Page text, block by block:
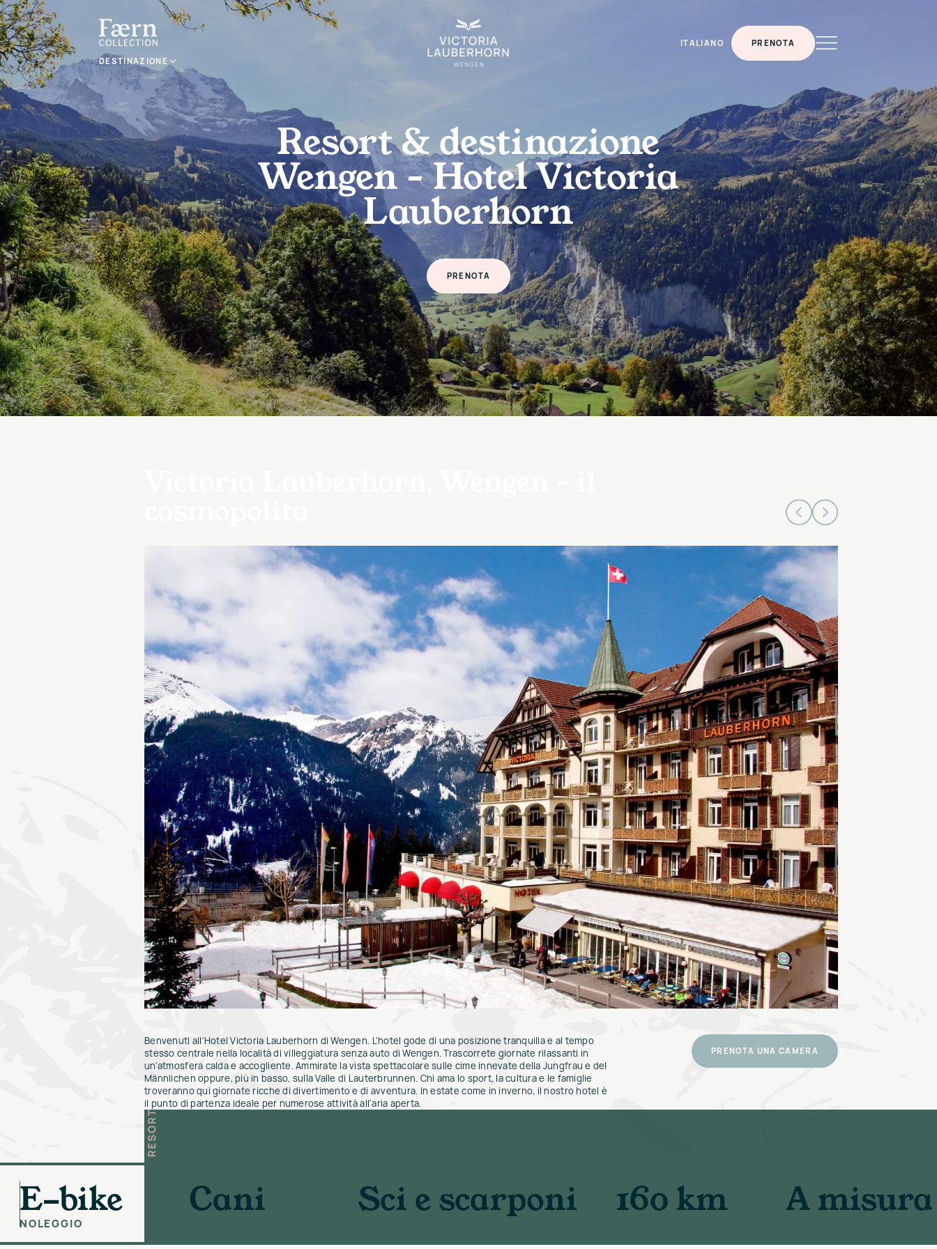
DESTINAZIONE
ITALIANO PRENOTA
Resort & destinazione
Wengen – Hotel Victoria
Lauberhorn
PRENOTA
Benvenuti all'Hotel Victoria Lauberhorn di Wengen. L'hotel gode di una posizione tranquilla e al tempo
stesso centrale nella località di villeggiatura senza auto di Wengen. Trascorrete giornate rilassanti in
un'atmosfera calda e accogliente. Ammirate la vista spettacolare sulle cime innevate della Jungfrau e del
Männlichen oppure, più in basso, sulla Valle di Lauterbrunnen. Chi ama lo sport, la cultura e le famiglie
troveranno qui giornate ricche di divertimento e di avventura. In estate come in inverno, il nostro hotel è
il punto di partenza ideale per numerose attività all'aria aperta.
PRENOTA UNA CAMERA
E-bike
NOLEGGIO
Cani Sci e scarponi 160 km A misura